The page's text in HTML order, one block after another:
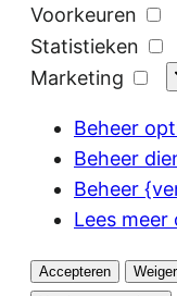
Voorkeuren
Statistieken
Marketing
Beheer
Beheer
Beheer
Lees meer
Accepteren